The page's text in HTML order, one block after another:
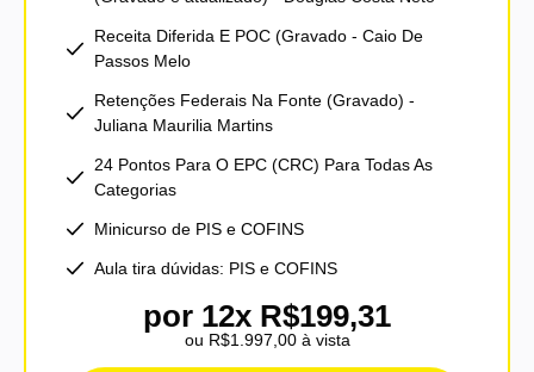
Receita Diferida E POC (Gravado - Caio De
Passos Melo
Retenções Federais Na Fonte (Gravado) -
Juliana Maurilia Martins
24 Pontos Para O EPC (CRC) Para Todas As
Categorias
Minicurso de PIS e COFINS
Aula tira dúvidas: PIS e COFINS
por 12x R$199,31
ou R$1.997,00 à vista